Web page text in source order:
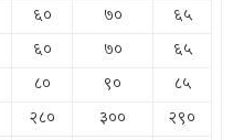
६० ७०
६५
६० ७०
६५
८० ९०
८५
२८० ३००
२९०